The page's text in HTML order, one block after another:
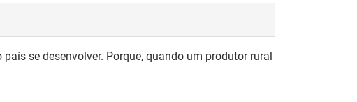
se desenvolver. Porque, quando um produtor rural